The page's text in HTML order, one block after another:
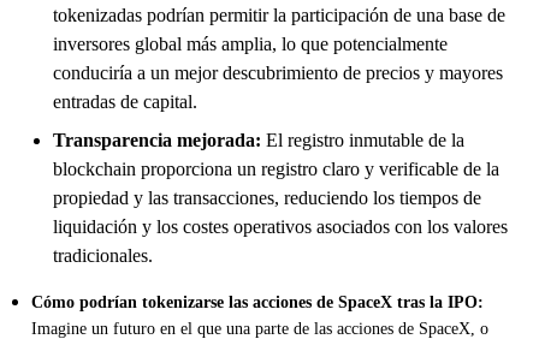
tokenizadas podrían permitir la participación de una base de
inversores global más amplia, lo que potencialmente
conduciría a un mejor descubrimiento de precios y mayores
entradas de capital.
Transparencia mejorada: El registro inmutable de la
blockchain proporciona un registro claro y verificable de la
propiedad y las transacciones, reduciendo los tiempos de
liquidación y los costes operativos asociados con los valores
tradicionales.
Cómo podrían tokenizarse las acciones de SpaceX tras la IPO:
Imagine un futuro en el que una parte de las acciones de SpaceX, o